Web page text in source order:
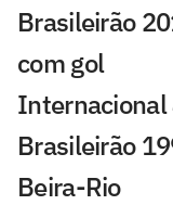
Brasileirão
com gol
Internacional
Brasileirão
Beira-Rio